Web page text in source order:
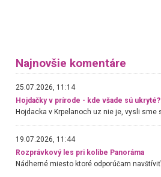
Najnovšie komentáre
25.07.2026, 11:14
Hojdačky v prírode - kde všade sú ukryté?
19.07.2026, 11:44
Rozprávkový les pri kolibe Panoráma